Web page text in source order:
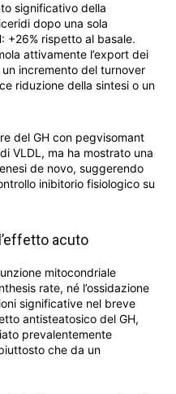
significativo della
dopo una sola
+26% rispetto al basale.
attivamente l’export dei
incremento del turnover
riduzione della sintesi o un
del GH con pegvisomant
VLDL, ma ha mostrato una
de novo, suggerendo
inibitorio fisiologico su
acuto
mitocondriale
rate, né l’ossidazione
significative nel breve
antisteatosico del GH,
prevalentemente
che da un